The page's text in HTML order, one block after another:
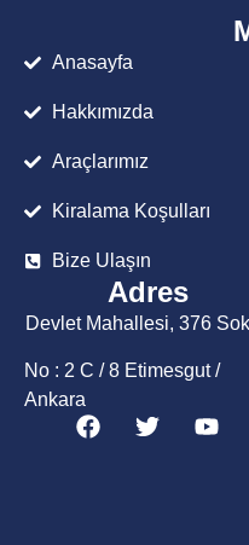
Anasayfa
Hakkımızda
Araçlarımız
Kiralama Koşulları
Bize Ulaşın
Adres
Devlet Mahallesi, 376
No : 2 C / 8 Etimesgut /
Ankara